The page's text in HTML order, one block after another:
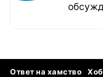
Ответ на хамство